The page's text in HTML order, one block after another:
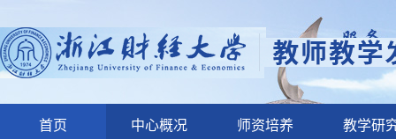
首页 中心概况 师资培养 教学研